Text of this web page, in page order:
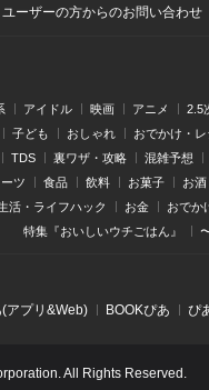
ーザーの方からのお問い合わせ
アイドル 映画 アニメ 2.5
子ども おしゃれ おでかけ・レ
TDS 裏ワザ・攻略 混雑予想
ツ 食品 飲料 お菓子 お酒
活・ライフハック お金 おでか
特集『おいしいウチごはん』
アプリ&Web) BOOKぴあ ぴ
All Rights Reserved.